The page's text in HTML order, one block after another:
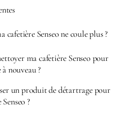
cafetière Senseo ne coule plus ?
ma cafetière Senseo pour
à nouveau ?
un produit de détartrage pour
?